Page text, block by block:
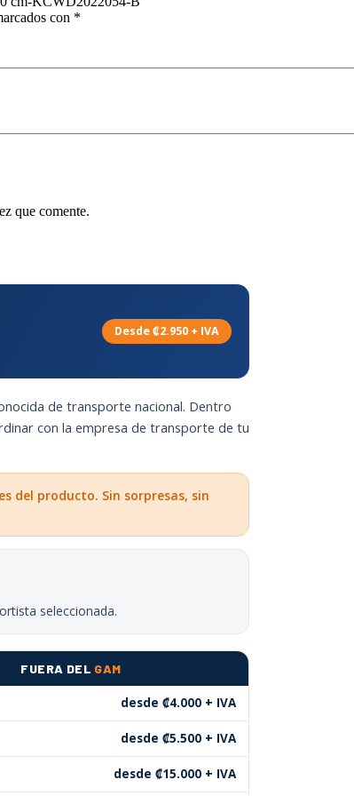
con *
que comente.
Desde ₡2.950 + IVA
de transporte nacional. Dentro
con la empresa de transporte de tu
del producto. Sin sorpresas, sin
seleccionada.
FUERA DEL GAM
desde ₡4.000 + IVA
desde ₡5.500 + IVA
desde ₡15.000 + IVA